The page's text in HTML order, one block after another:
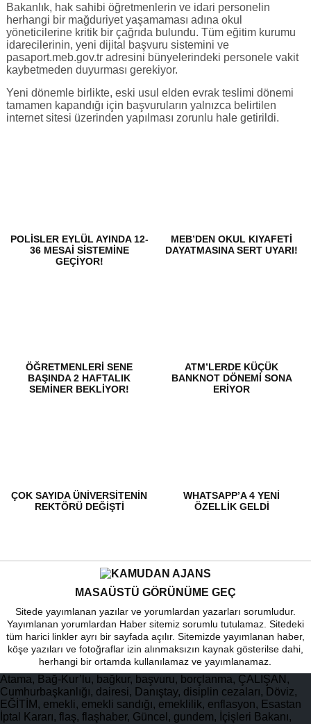
​Bakanlık, hak sahibi öğretmenlerin ve idari personelin
herhangi bir mağduriyet yaşamaması adına okul
yöneticilerine kritik bir çağrıda bulundu. Tüm eğitim kurumu
idarecilerinin, yeni dijital başvuru sistemini ve
pasaport.meb.gov.tr adresini bünyelerindeki personele vakit
kaybetmeden duyurması gerekiyor.
​Yeni dönemle birlikte, eski usul elden evrak teslimi dönemi
tamamen kapandığı için başvuruların yalnızca belirtilen
internet sitesi üzerinden yapılması zorunlu hale getirildi.
POLISLER EYLÜL AYINDA 12-
36 MESAI SISTEMINE
GEÇIYOR!
MEB’DEN OKUL KIYAFETI
DAYATMASINA SERT UYARI!
ÖĞRETMENLERI SENE
BAŞINDA 2 HAFTALIK
SEMINER BEKLIYOR!
ATM’LERDE KÜÇÜK
BANKNOT DÖNEMI SONA
ERIYOR
ÇOK SAYIDA ÜNIVERSITENIN
REKTÖRÜ DEĞIŞTI
WHATSAPP’A 4 YENI
ÖZELLIK GELDI
MASAÜSTÜ GÖRÜNÜME GEÇ
Sitede yayımlanan yazılar ve yorumlardan yazarları sorumludur.
Yayımlanan yorumlardan Haber sitemiz sorumlu tutulamaz. Sitedeki
tüm harici linkler ayrı bir sayfada açılır. Sitemizde yayımlanan haber,
köşe yazıları ve fotoğraflar izin alınmaksızın kaynak gösterilse dahi,
herhangi bir ortamda kullanılamaz ve yayımlanamaz.
Atama, Bağ-Kur’lu, bağkur, başvuru, borçlanma, ÇALIŞAN,
Cumhurbaşkanlığı, dairesi, Danıştay, disiplin cezaları, Döviz,
EĞİTİM, emekli, emekli sandığı, emeklilik, enflasyon, Esastan
İptal Kararı, flaş, flaşhaber, Güncel, gundem, İçişleri Bakanı,